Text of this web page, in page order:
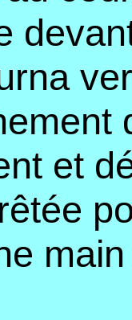
et